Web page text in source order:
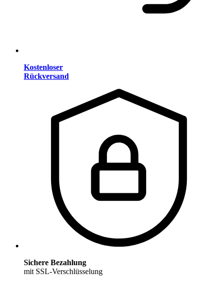
Kostenloser
Rückversand
Sichere Bezahlung
mit SSL-Verschlüsselung